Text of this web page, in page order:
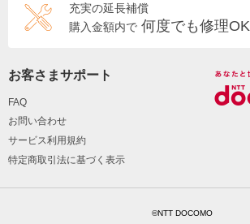
充実の延長補償
購入金額内で 何度でも修理OK
お客さまサポート
FAQ
お問い合わせ
サービス利用規約
特定商取引法に基づく表示
©NTT DOCOMO